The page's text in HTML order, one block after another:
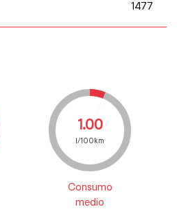
1477
1.00
l/100km
Consumo
medio